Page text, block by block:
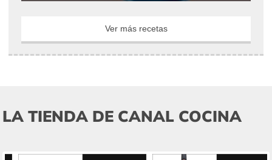
Ver más recetas
LA TIENDA DE CANAL COCINA